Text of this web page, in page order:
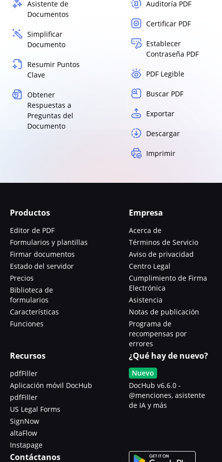
Asistente de
Documentos
Simplificar
Documento
Resumir Puntos
Clave
Obtener
Respuestas a
Preguntas del
Documento
Auditoría PDF
Certificar PDF
Establecer
Contraseña PDF
PDF Legible
Buscar PDF
Exportar
Descargar
Imprimir
Productos
Editor de PDF
Formularios y plantillas
Firmar documentos
Estado del servidor
Precios
Biblioteca de
formularios
Características
Funciones
Empresa
Acerca de
Términos de Servicio
Aviso de privacidad
Centro Legal
Cumplimiento de Firma
Electrónica
Asistencia
Notas de publicación
Programa de
recompensas por
errores
Recursos
pdfFiller
Aplicación móvil DocHub
pdfFiller
US Legal Forms
SignNow
altaFlow
Instapage
¿Qué hay de nuevo?
Nuevo
DocHub v6.6.0 -
@menciones, asistente
de IA y más
Contáctanos